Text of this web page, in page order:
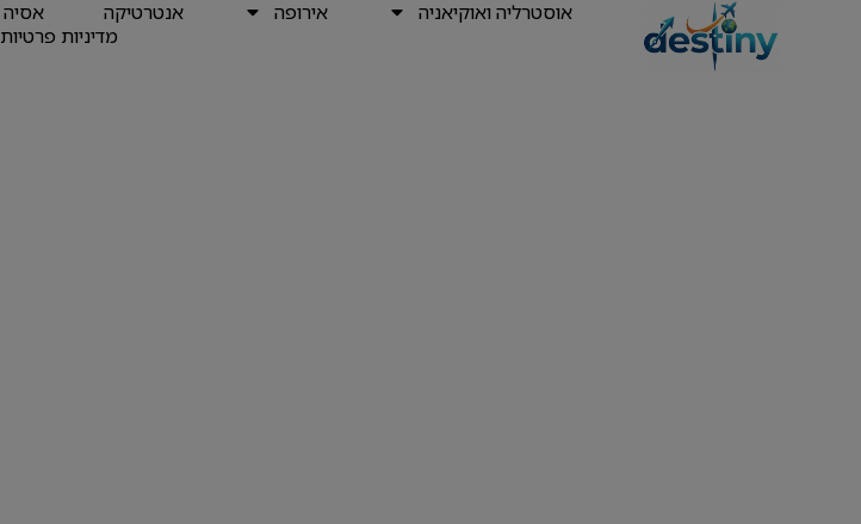
אוסטרליה ואוקיאניה אירופה אנטרטיקה אסיה
מדיניות פרטיות